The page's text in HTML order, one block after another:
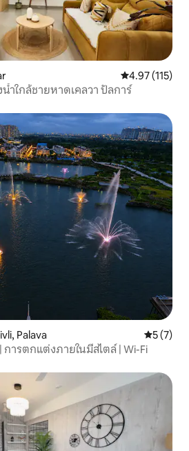
คะแนนเฉลี่ย
4.97 (115)
ำใกล้ชายหาดเคลวา ปัลการ์
Palava คะแนนเฉ
5 (7)
การตกแต่งภายในมีสไตล์ | Wi-Fi